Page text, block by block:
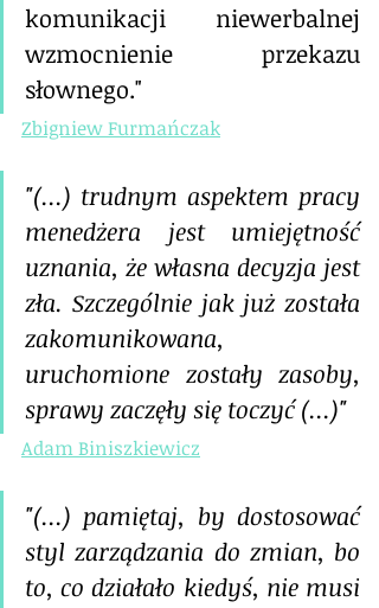
komunikacji niewerbalnej
wzmocnienie przekazu
słownego."
Zbigniew Furmańczak
"(...) trudnym aspektem pracy
menedżera jest umiejętność
uznania, że własna decyzja jest
zła. Szczególnie jak już została
zakomunikowana,
uruchomione zostały zasoby,
sprawy zaczęły się toczyć (...)"
Adam Biniszkiewicz
"(...) pamiętaj, by dostosować
styl zarządzania do zmian, bo
to, co działało kiedyś, nie musi